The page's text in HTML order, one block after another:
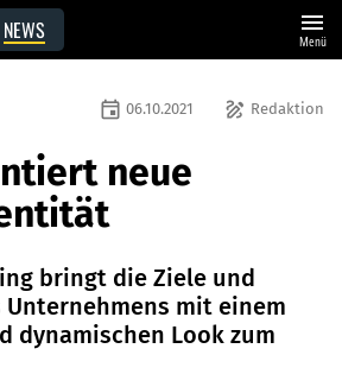
NEWS menu
Menü
draw Redaktion
event 06.10.2021
neue
bringt die Ziele und
mit einem
dynamischen Look zum